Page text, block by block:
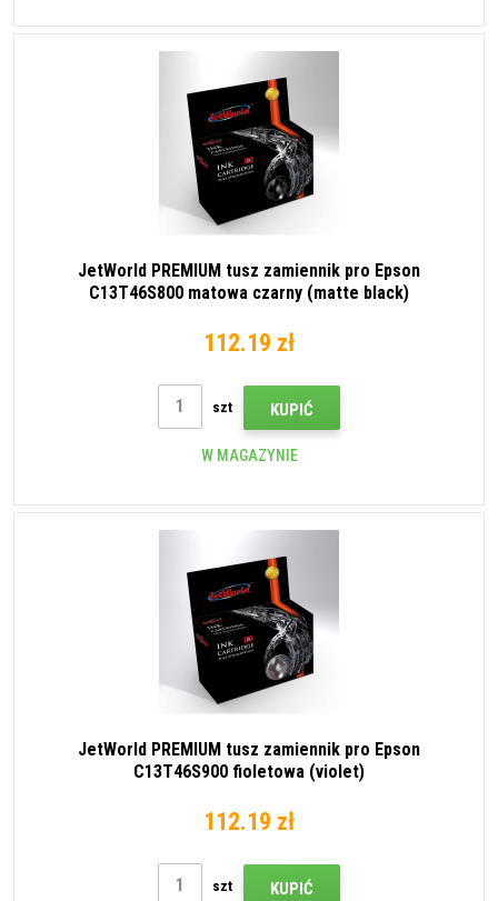
JetWorld PREMIUM tusz zamiennik pro Epson
C13T46S800 matowa czarny (matte black)
112.19 zł
szt KUPIĆ
W MAGAZYNIE
JetWorld PREMIUM tusz zamiennik pro Epson
C13T46S900 fioletowa (violet)
112.19 zł
szt KUPIĆ